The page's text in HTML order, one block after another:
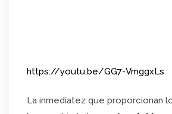
https://youtu.be/GG7-VmggxLs
La inmediatez que proporcionan